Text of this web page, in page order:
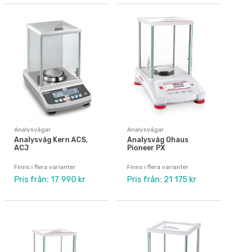
Analysvågar
Analysvåg Kern ACS,
ACJ
Finns i flera varianter
Pris från: 17 990 kr
Analysvågar
Analysvåg Ohaus
Pioneer PX
Finns i flera varianter
Pris från: 21 175 kr